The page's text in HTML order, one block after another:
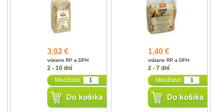
3,02 €
vrátane RP a DPH
2 - 10 dní
Množstvo:
1,40 €
vrátane RP a DPH
2 - 7 dní
Množstvo: